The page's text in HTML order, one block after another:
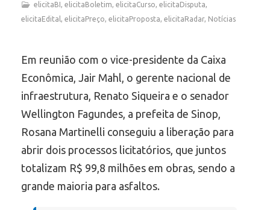
elicitaBI , elicitaBoletim, elicitaCurso, elicitaDisputa,
elicitaEdital , elicitaPreço, elicitaProposta, elicitaRadar, Notícias
Em reunião com o vice-presidente da Caixa
Econômica, Jair Mahl, o gerente nacional de
infraestrutura, Renato Siqueira e o senador
Wellington Fagundes, a prefeita de Sinop,
Rosana Martinelli conseguiu a liberação para
abrir dois processos licitatórios, que juntos
totalizam R$ 99,8 milhões em obras, sendo a
grande maioria para asfaltos.